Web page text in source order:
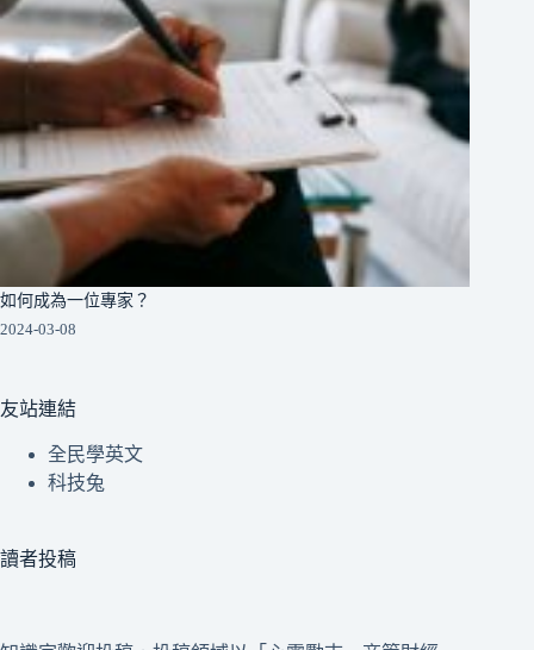
如何成為一位專家？
2024-03-08
友站連結
全民學英文
科技兔
讀者投稿